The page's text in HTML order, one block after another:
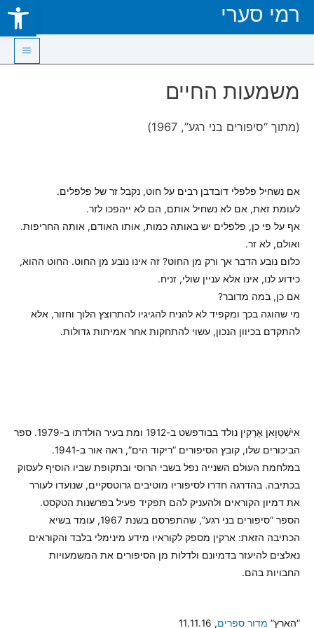
Open toolbar
Skip
רמי סערי
Main
משמעות החיים
(מתוך “סיפורים בני רגע”, 1967)
אם נשחיל פלפלי דובדבן רבים על חוט, נקבל זר של פלפלים.
לעומת זאת, אם לא נשחיל אותם, הם לא ייהפכו לזר.
אף על פי כן, פלפלים יש באותה כמות, אותו האודם, אותה החריפות.
ואולם, לא זר.
כלום נובע הדבר אך ורק מן החוט? זה אינו נובע מן החוט. החוט ההוא,
כידוע לנו, אינו אלא עניין שולי, זניח.
אם כן, במה מדובר?
מי שהוגה בכך ומקפיד לא להניח להגיגיו להתרוצץ הלוך וחזור, אלא
להתקדם בכיוון הנכון, עשוי להתחקות אחר אמיתות גדולות.
אִישְׁטְוָאן אֶרְקִין נולד בבודפשט ב-1912 ומת בעיר הולדתו ב-1979. ספר
הביכורים שלו, קובץ הסיפורים “ריקוד הים”, ראה אור ב-1941.
במלחמת העולם השנייה נפל בשבי הרוסי ובתקופת שביו הוסיף לעסוק
בכתיבה. בהדרגה חדרו לסיפוריו מוטיבים גרוטסקיים, שנועדו לעורר
את דמיון הקוראים ולהעניק להם תפקיד פעיל בפרשנות הטקסט.
הספר “סיפורים בני רגע”, שהתפרסם בשנת 1967, עומד בשיא
הכתיבה הזאת: ארקין מספק לקוראיו מידע מינימלי בלבד והקוראים
נאלצים להיעזר בדמיונם ולדלות מן הסיפורים את המשמעויות
החבויות בהם.
“הארץ” מדור ספרים, 11.11.16